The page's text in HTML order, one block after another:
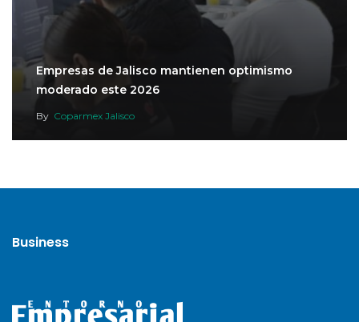
Empresas de Jalisco mantienen optimismo
moderado este 2026
By Coparmex Jalisco
Business